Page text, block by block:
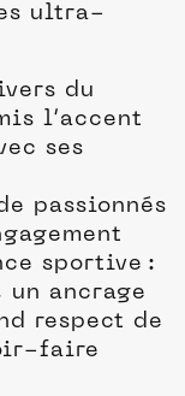
ultra-
du
l’accent
ses
passionnés
sportive :
un ancrage
respect de
faire